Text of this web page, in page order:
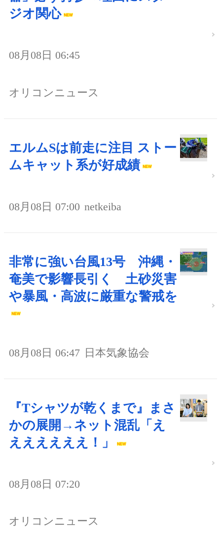
ジオ関心
08月08日 06:45
オリコンニュース
エルムSは前走に注目 ストー
ムキャット系が好成績
08月08日 07:00 netkeiba
非常に強い台風13号 沖縄・
奄美で影響長引く 土砂災害
や暴風・高波に厳重な警戒を
08月08日 06:47 日本気象協会
『Tシャツが乾くまで』まさ
かの展開→ネット混乱「え
ええええええ！」
08月08日 07:20
オリコンニュース